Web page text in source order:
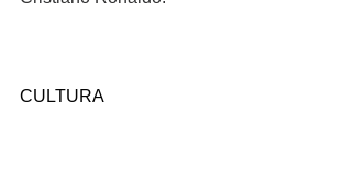
CULTURA